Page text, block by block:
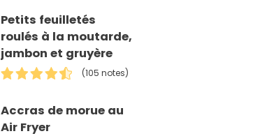
Petits feuilletés
roulés à la moutarde,
jambon et gruyère
(105 notes)
Accras de morue au
Air Fryer